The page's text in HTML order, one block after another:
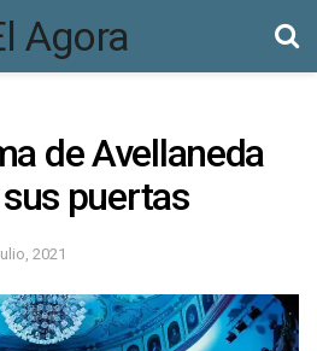
de Avellaneda
puertas
2021